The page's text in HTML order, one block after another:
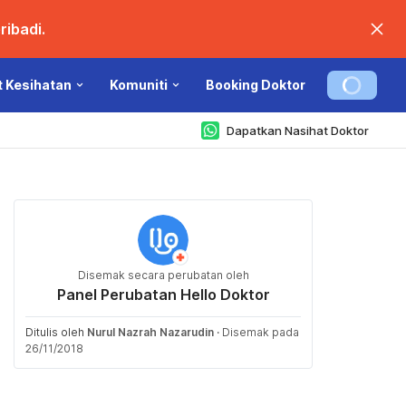
Kesihatan Komuniti Booking Doktor
Dapatkan Nasihat Doktor
Disemak secara perubatan oleh
Panel Perubatan Hello Doktor
Ditulis oleh Nurul Nazrah Nazarudin · Disemak pada
26/11/2018